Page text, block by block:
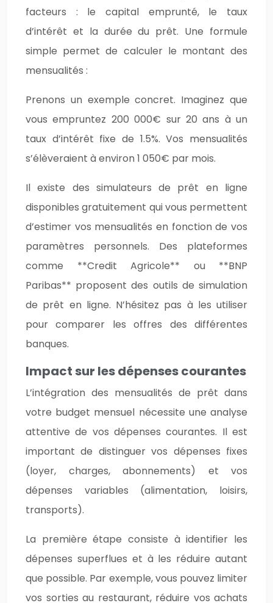
facteurs : le capital emprunté, le taux
d’intérêt et la durée du prêt. Une formule
simple permet de calculer le montant des
mensualités :
Prenons un exemple concret. Imaginez que
vous empruntez 200 000€ sur 20 ans à un
taux d’intérêt fixe de 1.5%. Vos mensualités
s’élèveraient à environ 1 050€ par mois.
Il existe des simulateurs de prêt en ligne
disponibles gratuitement qui vous permettent
d’estimer vos mensualités en fonction de vos
paramètres personnels. Des plateformes
comme **Credit Agricole** ou **BNP
Paribas** proposent des outils de simulation
de prêt en ligne. N’hésitez pas à les utiliser
pour comparer les offres des différentes
banques.
Impact sur les dépenses courantes
L’intégration des mensualités de prêt dans
votre budget mensuel nécessite une analyse
attentive de vos dépenses courantes. Il est
important de distinguer vos dépenses fixes
(loyer, charges, abonnements) et vos
dépenses variables (alimentation, loisirs,
transports).
La première étape consiste à identifier les
dépenses superflues et à les réduire autant
que possible. Par exemple, vous pouvez limiter
vos sorties au restaurant, réduire vos achats